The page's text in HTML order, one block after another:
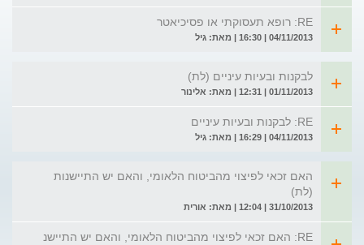
RE: רופא תעסוקתי או פסיכיאטר
04/11/2013 | 16:30 | מאת: גיל
לבקנות ובעיות עיניים (לת)
01/11/2013 | 12:31 | מאת: אלינור
RE: לבקנות ובעיות עיניים
04/11/2013 | 16:29 | מאת: גיל
האם זכאי לפיצוי מהביטוח הלאומי, והאם יש התיישנות
(לת)
31/10/2013 | 12:04 | מאת: אורית
RE: האם זכאי לפיצוי מהביטוח הלאומי, והאם יש התיישנ